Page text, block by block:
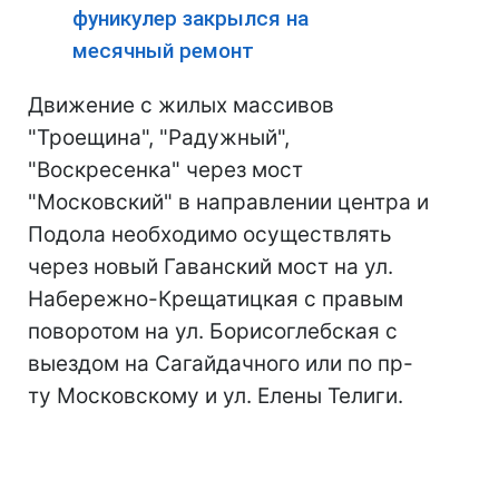
фуникулер закрылся на
месячный ремонт
Движение с жилых массивов
"Троещина", "Радужный",
"Воскресенка" через мост
"Московский" в направлении центра и
Подола необходимо осуществлять
через новый Гаванский мост на ул.
Набережно-Крещатицкая с правым
поворотом на ул. Борисоглебская с
выездом на Сагайдачного или по пр-
ту Московскому и ул. Елены Телиги.